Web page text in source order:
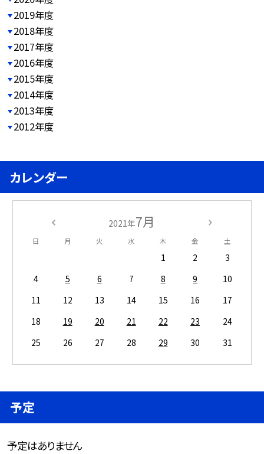
2019年度
2018年度
2017年度
2016年度
2015年度
2014年度
2013年度
2012年度
カレンダー
2021年7月
日 月 火 水 木 金 土
1 2
3
4
5 6 7 8 9
10
11
12 13 14 15 16
17
18
19 20 21 22 23
24
25
26 27 28 29 30 31
予定
予定はありません